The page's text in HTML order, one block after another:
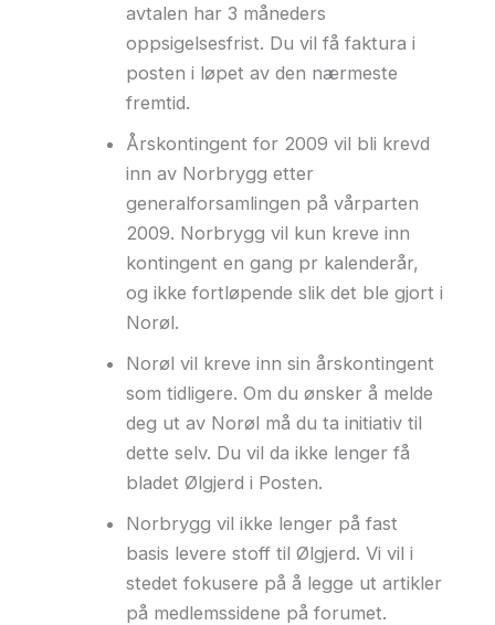
avtalen har 3 måneders
oppsigelsesfrist. Du vil få faktura i
posten i løpet av den nærmeste
fremtid.
Årskontingent for 2009 vil bli krevd
inn av Norbrygg etter
generalforsamlingen på vårparten
2009. Norbrygg vil kun kreve inn
kontingent en gang pr kalenderår,
og ikke fortløpende slik det ble gjort i
Norøl.
Norøl vil kreve inn sin årskontingent
som tidligere. Om du ønsker å melde
deg ut av Norøl må du ta initiativ til
dette selv. Du vil da ikke lenger få
bladet Ølgjerd i Posten.
Norbrygg vil ikke lenger på fast
basis levere stoff til Ølgjerd. Vi vil i
stedet fokusere på å legge ut artikler
på medlemssidene på forumet.